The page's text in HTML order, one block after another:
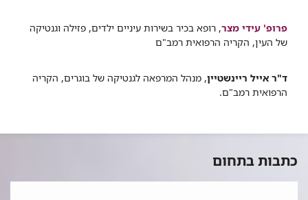
פרופ' עידי מצר, רופא בכיר בשירות עיניים ילדים, פזילה וגנטיקה
של העין, הקריה הרפואית רמב"ם
ד"ר אייל ריינשטיין, מנהל המרפאה לגנטיקה של בוגרים, הקריה
הרפואית רמב"ם.
כתבות בתחום